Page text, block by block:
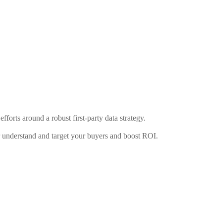
around a robust first-party data strategy.
and target your buyers and boost ROI.